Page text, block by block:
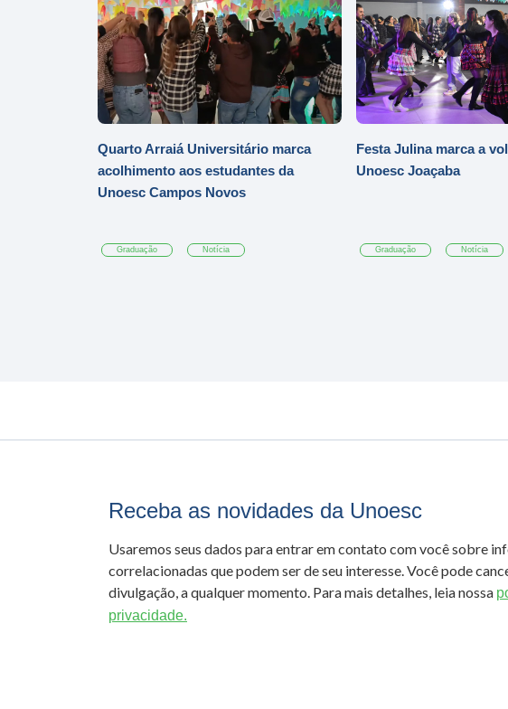
Quarto Arraiá Universitário marca
acolhimento aos estudantes da
Unoesc Campos Novos
Graduação Notícia
Festa Julina marca a
Unoesc Joaçaba
Graduação Notícia
Receba as novidades da Unoesc
Usaremos seus dados para entrar em contato com você sobre
correlacionadas que podem ser de seu interesse. Você pode
divulgação, a qualquer momento. Para mais detalhes, leia nossa
privacidade.